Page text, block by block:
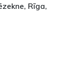
Rīga,